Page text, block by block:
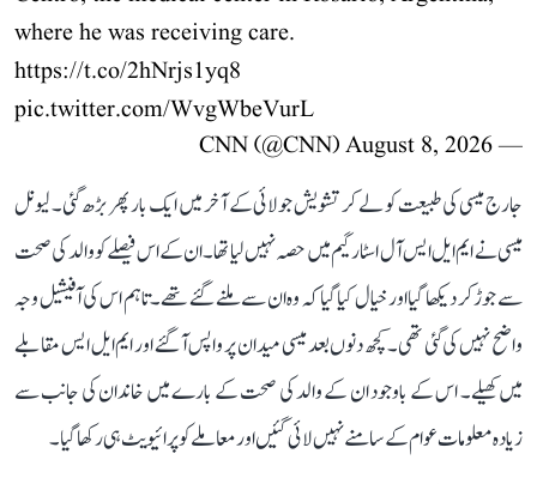
where he was receiving care.
https://t.co/2hNrjs1yq8
pic.twitter.com/WvgWbeVurL
— CNN (@CNN)
August 8, 2026
جارج میسی کی طبیعت کو لے کر تشویش جولائی کے آخر میں ایک بار پھر بڑھ گئی۔ لیونل
میسی نے ایم ایل ایس آل اسٹار گیم میں حصہ نہیں لیا تھا۔ ان کے اس فیصلے کو والد کی صحت
سے جوڑ کر دیکھا گیا اور خیال کیا گیا کہ وہ ان سے ملنے گئے تھے۔ تاہم اس کی آفیشیل وجہ
واضح نہیں کی گئی تھی۔ کچھ دنوں بعد میسی میدان پر واپس آ گئے اور ایم ایل ایس مقابلے
میں کھیلے۔ اس کے باوجود ان کے والد کی صحت کے بارے میں خاندان کی جانب سے
زیادہ معلومات عوام کے سامنے نہیں لائی گئیں اور معاملے کو پرائیویٹ ہی رکھا گیا۔